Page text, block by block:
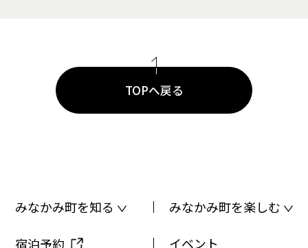
TOPへ戻る
みなかみ町を知る みなかみ町を楽しむ
宿泊予約 イベント